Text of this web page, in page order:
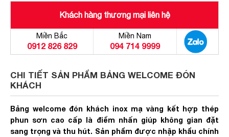
Khách hàng thương mại liên hệ
Miền Bắc
0912 826 829
Miền Nam
094 714 9999
CHI TIẾT SẢN PHẨM BẢNG WELCOME ĐÓN
KHÁCH
Bảng welcome đón khách inox mạ vàng kết hợp thép
phun sơn cao cấp là điểm nhấn giúp không gian đặt
sang trọng và thu hút. Sản phẩm được nhập khẩu chính